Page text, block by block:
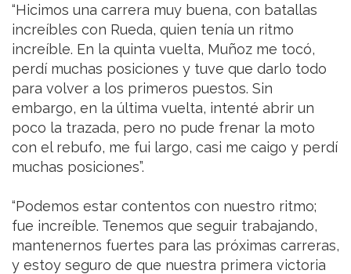
“Hicimos una carrera muy buena, con batallas
increíbles con Rueda, quien tenía un ritmo
increíble. En la quinta vuelta, Muñoz me tocó,
perdí muchas posiciones y tuve que darlo todo
para volver a los primeros puestos. Sin
embargo, en la última vuelta, intenté abrir un
poco la trazada, pero no pude frenar la moto
con el rebufo, me fui largo, casi me caigo y perdí
muchas posiciones”.
“Podemos estar contentos con nuestro ritmo;
fue increíble. Tenemos que seguir trabajando,
mantenernos fuertes para las próximas carreras,
y estoy seguro de que nuestra primera victoria